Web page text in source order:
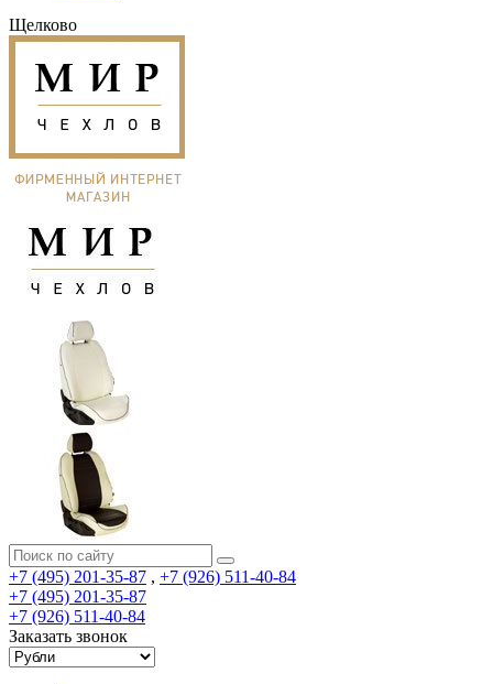
Щелково
+7 (495) 201-35-87 , +7 (926) 511-40-84
+7 (495) 201-35-87
+7 (926) 511-40-84
Заказать звонок